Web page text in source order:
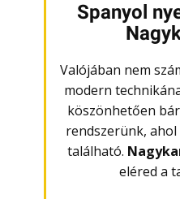
Spanyol
Valójában nem
modern
köszönhetően
rendszerünk,
található.
eléred a